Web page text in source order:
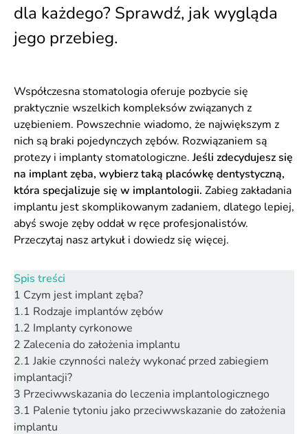
dla każdego? Sprawdź, jak wygląda
jego przebieg.
Współczesna stomatologia oferuje pozbycie się
praktycznie wszelkich kompleksów związanych z
uzębieniem. Powszechnie wiadomo, że największym z
nich są braki pojedynczych zębów. Rozwiązaniem są
protezy i implanty stomatologiczne.Jeśli zdecydujesz się
na implant zęba, wybierz taką placówkę dentystyczną,
która specjalizuje się w implantologii. Zabieg zakładania
implantu jest skomplikowanym zadaniem, dlatego lepiej,
abyś swoje zęby oddał w ręce profesjonalistów.
Przeczytaj nasz artykuł i dowiedz się więcej.
Spis treści
1 Czym jest implant zęba?
1.1 Rodzaje implantów zębów
1.2 Implanty cyrkonowe
2 Zalecenia do założenia implantu
2.1 Jakie czynności należy wykonać przed zabiegiem
implantacji?
3 Przeciwwskazania do leczenia implantologicznego
3.1 Palenie tytoniu jako przeciwwskazanie do założenia
implantu